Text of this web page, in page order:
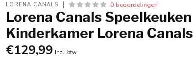
LORENA CANALS 0 beoordelingen
Lorena Canals Speelkeuken
Kinderkamer Lorena Canals
€129,99 Incl. btw